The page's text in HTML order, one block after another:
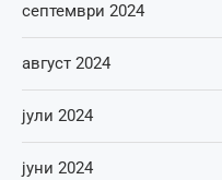
септември 2024
август 2024
јули 2024
јуни 2024